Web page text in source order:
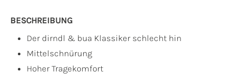
BESCHREIBUNG
Der dirndl & bua Klassiker schlecht hin
Mittelschnürung
Hoher Tragekomfort